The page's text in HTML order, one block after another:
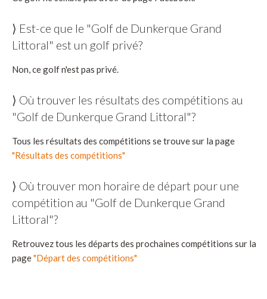
⟩ Est-ce que le "Golf de Dunkerque Grand
Littoral" est un golf privé?
Non, ce golf n'est pas privé.
⟩ Où trouver les résultats des compétitions au
"Golf de Dunkerque Grand Littoral"?
Tous les résultats des compétitions se trouve sur la page
"Résultats des compétitions"
⟩ Où trouver mon horaire de départ pour une
compétition au "Golf de Dunkerque Grand
Littoral"?
Retrouvez tous les départs des prochaines compétitions sur la
page"Départ des compétitions"